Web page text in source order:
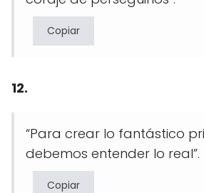
Copiar
12.
“Para crear lo fantástico
debemos entender lo real”.
Copiar